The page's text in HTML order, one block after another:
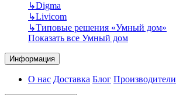
↳Digma
↳Livicom
↳Типовые решения «Умный дом»
Показать все Умный дом
Информация
О нас Доставка Блог Производители